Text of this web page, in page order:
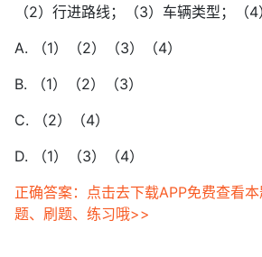
（2）行进路线；（3）车辆类型；（
A. （1）（2）（3）（4）
B. （1）（2）（3）
C. （2）（4）
D. （1）（3）（4）
正确答案：点击去下载APP免费查看
题、刷题、练习哦>>